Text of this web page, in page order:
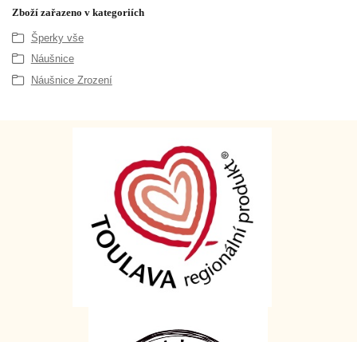
Zboží zařazeno v kategoriích
Šperky vše
Náušnice
Náušnice Zrození